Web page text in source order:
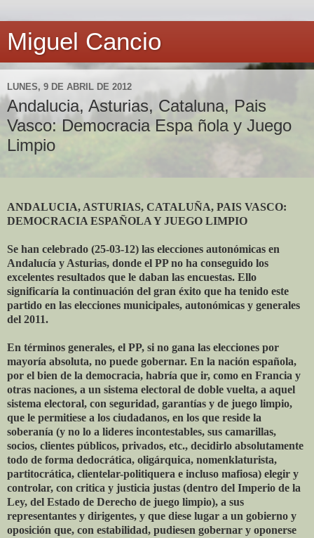
Miguel Cancio
LUNES, 9 DE ABRIL DE 2012
Andalucia, Asturias, Cataluna, Pais
Vasco: Democracia Espa ñola y Juego
Limpio
ANDALUCIA, ASTURIAS, CATALUÑA, PAIS VASCO:
DEMOCRACIA ESPAÑOLA Y JUEGO LIMPIO
Se han celebrado (25-03-12) las elecciones autonómicas en
Andalucía y Asturias, donde el PP no ha conseguido los
excelentes resultados que le daban las encuestas. Ello
significaría la continuación del gran éxito que ha tenido este
partido en las elecciones municipales, autonómicas y generales
del 2011.
En términos generales, el PP, si no gana las elecciones por
mayoría absoluta, no puede gobernar. En la nación española,
por el bien de la democracia, habría que ir, como en Francia y
otras naciones, a un sistema electoral de doble vuelta, a aquel
sistema electoral, con seguridad, garantías y de juego limpio,
que le permitiese a los ciudadanos, en los que reside la
soberanía (y no lo a lideres incontestables, sus camarillas,
socios, clientes públicos, privados, etc., decidirlo absolutamente
todo de forma dedocrática, oligárquica, nomenklaturista,
partitocrática, clientelar-politiquera e incluso mafiosa) elegir y
controlar, con critica y justicia justas (dentro del Imperio de la
Ley, del Estado de Derecho de juego limpio), a sus
representantes y dirigentes, y que diese lugar a un gobierno y
oposición que, con estabilidad, pudiesen gobernar y oponerse